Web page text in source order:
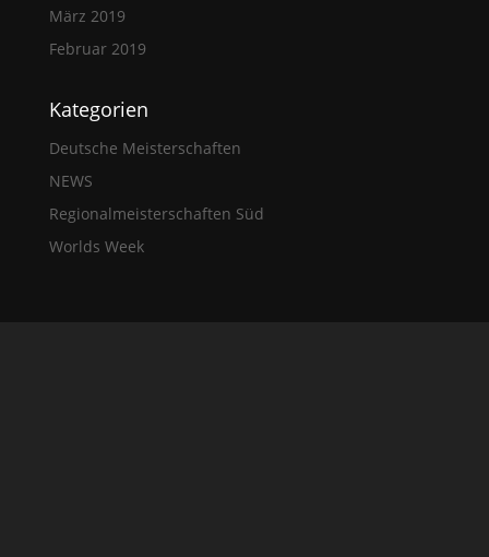
März 2019
Februar 2019
Kategorien
Deutsche Meisterschaften
NEWS
Regionalmeisterschaften Süd
Worlds Week